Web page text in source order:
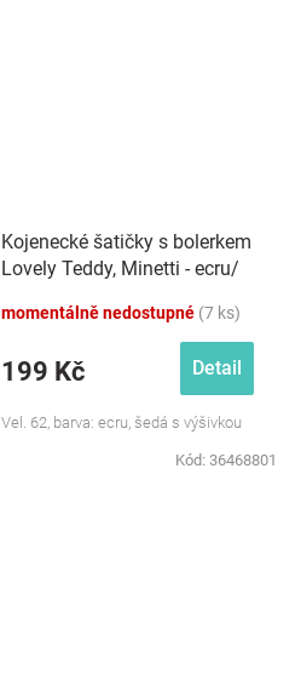
Kojenecké šatičky s bolerkem
Lovely Teddy, Minetti - ecru/
momentálně nedostupné (7 ks)
199 Kč Detail
Vel. 62, barva: ecru, šedá s výšivkou
Kód: 36468801